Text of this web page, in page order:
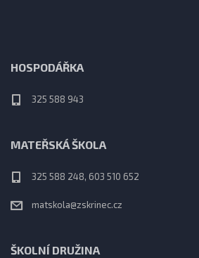
HOSPODÁŘKA
325 588 943
MATEŘSKÁ ŠKOLA
325 588 248, 603 510 652
matskola@zskrinec.cz
ŠKOLNÍ DRUŽINA